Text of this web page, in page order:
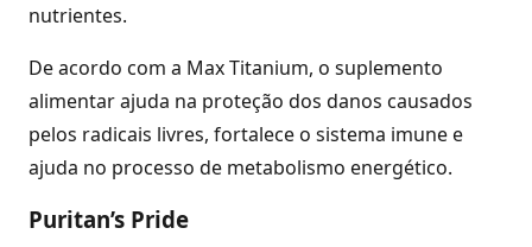
nutrientes.
De acordo com a Max Titanium, o suplemento
alimentar ajuda na proteção dos danos causados
pelos radicais livres, fortalece o sistema imune e
ajuda no processo de metabolismo energético.
Puritan’s Pride